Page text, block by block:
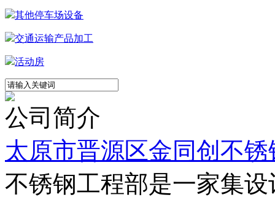
其他停车场设备
交通运输产品加工
活动房
公司简介
太原市晋源区金同创不
不锈钢工程部是一家集